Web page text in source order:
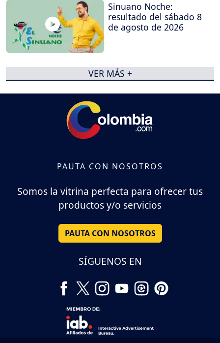
Sinuano Noche:
resultado del sábado 8
de agosto de 2026
VER MÁS +
PAUTA CON NOSOTROS
Somos la vitrina perfecta para ofrecer tus
productos y/o servicios
PAUTA CON NOSOTROS
SÍGUENOS EN